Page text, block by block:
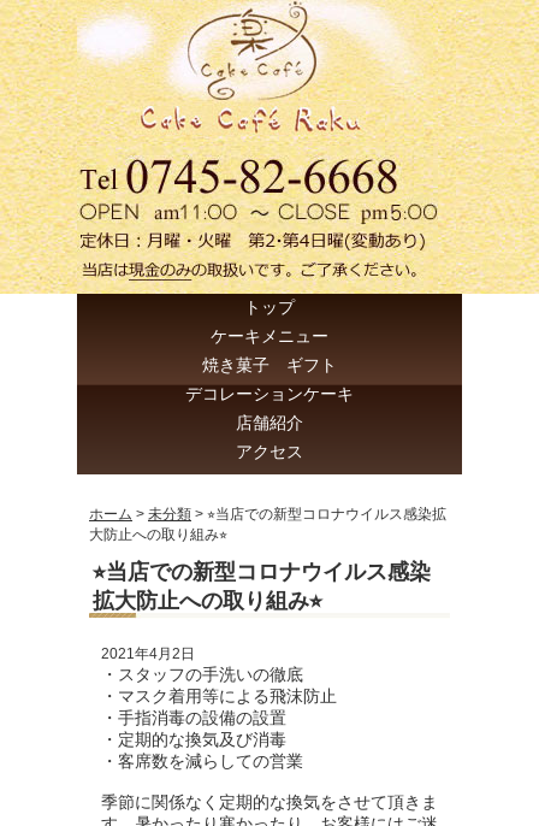
トップ
ケーキメニュー
焼き菓子 ギフト
デコレーションケーキ
店舗紹介
アクセス
ホーム > 未分類 > ⭐︎当店での新型コロナウイルス感染拡
大防止への取り組み⭐︎
⭐︎当店での新型コロナウイルス感染
拡大防止への取り組み⭐︎
2021年4月2日
・スタッフの手洗いの徹底
・マスク着用等による飛沫防止
・手指消毒の設備の設置
・定期的な換気及び消毒
・客席数を減らしての営業
季節に関係なく定期的な換気をさせて頂きま